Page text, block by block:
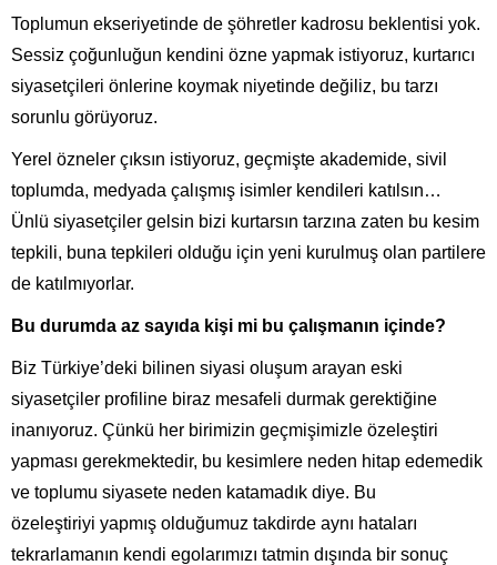
Toplumun ekseriyetinde de şöhretler kadrosu beklentisi yok.
Sessiz çoğunluğun kendini özne yapmak istiyoruz, kurtarıcı
siyasetçileri önlerine koymak niyetinde değiliz, bu tarzı
sorunlu görüyoruz.
Yerel özneler çıksın istiyoruz, geçmişte akademide, sivil
toplumda, medyada çalışmış isimler kendileri katılsın…
Ünlü siyasetçiler gelsin bizi kurtarsın tarzına zaten bu kesim
tepkili, buna tepkileri olduğu için yeni kurulmuş olan partilere
de katılmıyorlar.
Bu durumda az sayıda kişi mi bu çalışmanın içinde?
Biz Türkiye’deki bilinen siyasi oluşum arayan eski
siyasetçiler profiline biraz mesafeli durmak gerektiğine
inanıyoruz. Çünkü her birimizin geçmişimizle özeleştiri
yapması gerekmektedir, bu kesimlere neden hitap edemedik
ve toplumu siyasete neden katamadık diye. Bu
özeleştiriyi yapmış olduğumuz takdirde aynı hataları
tekrarlamanın kendi egolarımızı tatmin dışında bir sonuç